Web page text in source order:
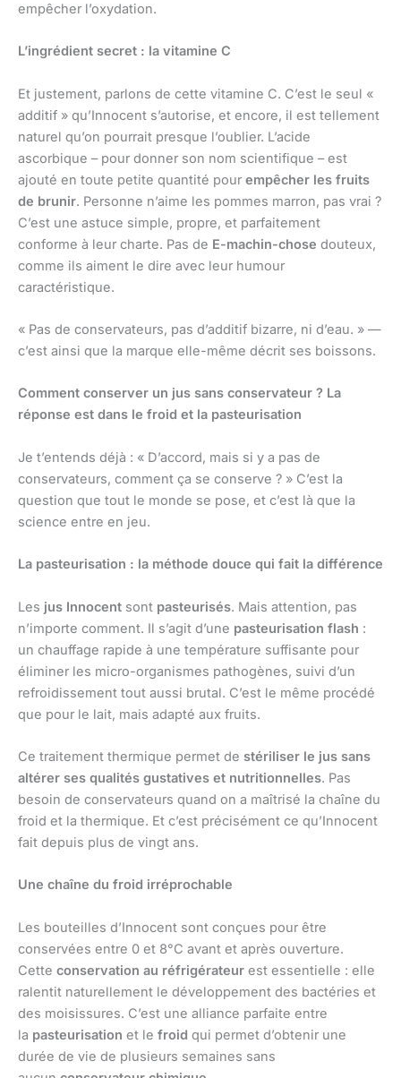
empêcher l’oxydation.
L’ingrédient secret : la vitamine C
Et justement, parlons de cette vitamine C. C’est le seul «
additif » qu’Innocent s’autorise, et encore, il est tellement
naturel qu’on pourrait presque l’oublier. L’acide
ascorbique – pour donner son nom scientifique – est
ajouté en toute petite quantité pour empêcher les fruits
de brunir. Personne n’aime les pommes marron, pas vrai ?
C’est une astuce simple, propre, et parfaitement
conforme à leur charte. Pas de E-machin-chose douteux,
comme ils aiment le dire avec leur humour
caractéristique.
« Pas de conservateurs, pas d’additif bizarre, ni d’eau. » —
c’est ainsi que la marque elle-même décrit ses boissons.
Comment conserver un jus sans conservateur ? La
réponse est dans le froid et la pasteurisation
Je t’entends déjà : « D’accord, mais si y a pas de
conservateurs, comment ça se conserve ? » C’est la
question que tout le monde se pose, et c’est là que la
science entre en jeu.
La pasteurisation : la méthode douce qui fait la différence
Les jus Innocent sont pasteurisés. Mais attention, pas
n’importe comment. Il s’agit d’une pasteurisation flash :
un chauffage rapide à une température suffisante pour
éliminer les micro-organismes pathogènes, suivi d’un
refroidissement tout aussi brutal. C’est le même procédé
que pour le lait, mais adapté aux fruits.
Ce traitement thermique permet de stériliser le jus sans
altérer ses qualités gustatives et nutritionnelles. Pas
besoin de conservateurs quand on a maîtrisé la chaîne du
froid et la thermique. Et c’est précisément ce qu’Innocent
fait depuis plus de vingt ans.
Une chaîne du froid irréprochable
Les bouteilles d’Innocent sont conçues pour être
conservées entre 0 et 8°C avant et après ouverture.
Cette conservation au réfrigérateur est essentielle : elle
ralentit naturellement le développement des bactéries et
des moisissures. C’est une alliance parfaite entre
la pasteurisation et le froid qui permet d’obtenir une
durée de vie de plusieurs semaines sans